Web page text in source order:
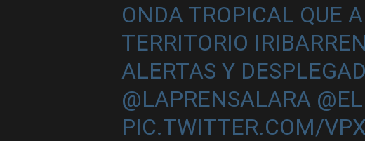
ONDA TROPICAL QUE
TERRITORIO
ALERTAS Y
@LAPRENSALARA
PIC.TWITTER.COM/